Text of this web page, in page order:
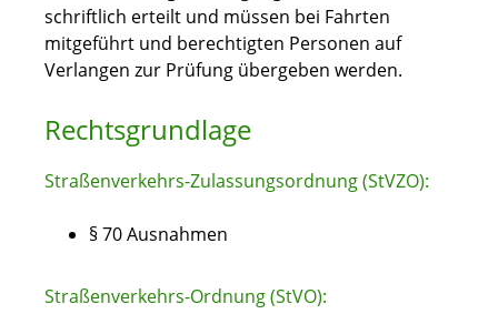
schriftlich erteilt und müssen bei Fahrten
mitgeführt und berechtigten Personen auf
Verlangen zur Prüfung übergeben werden.
Rechtsgrundlage
Straßenverkehrs-Zulassungsordnung (StVZO):
§ 70 Ausnahmen
Straßenverkehrs-Ordnung (StVO):